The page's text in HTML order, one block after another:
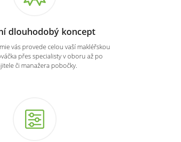
dlouhodobý koncept
vás provede celou vaší makléřskou
přes specialisty v oboru až po
či manažera pobočky.